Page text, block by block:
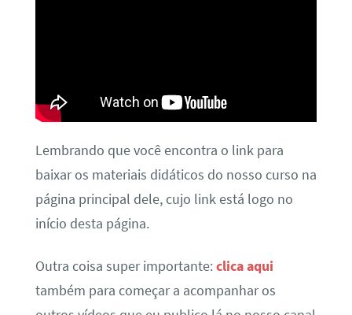
Lembrando que você encontra o link para
baixar os materiais didáticos do nosso curso na
página principal dele, cujo link está logo no
início desta página.
Outra coisa super importante:clica aqui
também para começar a acompanhar os